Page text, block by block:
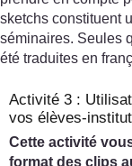
sketchs constituent
séminaires. Seules
été traduites en
Activité 3 :
vos élèves-
Cette activité
format des clips